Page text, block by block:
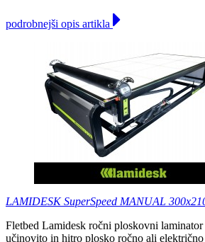
podrobnejši opis artikla
LAMIDESK SuperSpeed MANUAL
Fletbed Lamidesk ročni ploskovni
učinovito in hitro plosko ročno ali